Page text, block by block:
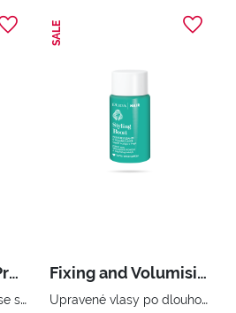
Detangling Heat Protector Spray
Vlasy bez uzlíků, které se snadno kartáčují
SALE
Fixing and Volumising Powder
Upravené vlasy po dlouhou dobu